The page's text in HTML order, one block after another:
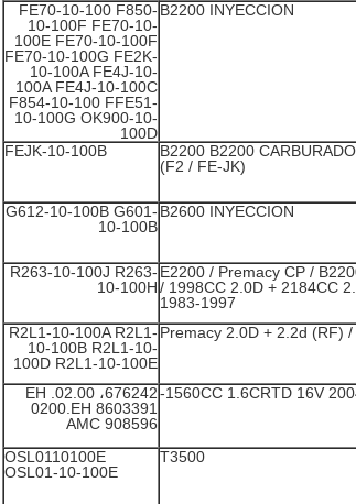
B2200 INYECCION
FE70-10-100 F850-
10-100F FE70-10-
100E FE70-10-100F
FE70-10-100G FE2K-
10-100A FE4J-10-
100A FE4J-10-100C
F854-10-100 FFE51-
10-100G OK900-10-
100D
B2200 B2200
(F2 / FE-JK)
FEJK-10-100B
B2600 INYECCION
G612-10-100B G601-
10-100B
323/626 / E2200 / Premacy CP /
/ 1998CC 2.0D + 2184CC
1983-1997
R263-10-100J R263-
10-100H
R2L1-10-100A R2L1-
10-100B R2L1-10-
100D R2L1-10-100E
676242، 02.00. EH
0200.EH 8603391
AMC 908596
T3500
OSL0110100E
OSL01-10-100E